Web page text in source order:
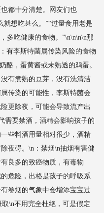
都十分清楚。网友们也
想吃甚么。”“过量食用老是
多吃健康的食物。”\n\n\n\n那
有李斯特菌属传染风险的食物
酪，蛋黄酱或未熟透的鸡蛋。
有煮熟的豆芽，没有洗清洁
传染的可能性，李斯特菌会
更除夜，可能会导致流产出
需要禁酒，酒精会影响孩子的
些料酒用量相对很少，酒精
夜碍。\n：禁烟\n抽烟有害健
良多的致癌物质，有毒物
危险，出格是孩子的呼吸系
卷烟的气象中会增添宝宝过
\n不用完全杜绝，可是假定